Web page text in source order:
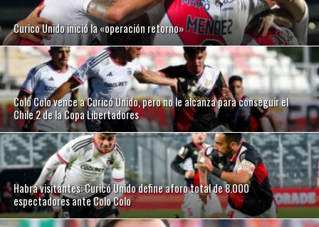
Curico Unido inició la «operación retorno»
Colo Colo vence a Curicó Unido, pero no le alcanza para conseguir el
Chile 2 de la Copa Libertadores
Habrá visitantes: Curicó Unido define aforo total de 8.000
espectadores ante Colo Colo